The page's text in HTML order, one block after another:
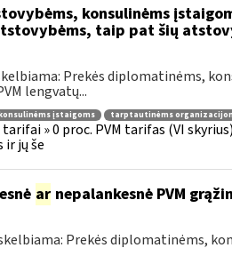
konsulinėms
taip pat šių
Prekės diplomatinėms,
lengvatų...
įstaigoms tarptautinėms
» 0 proc. PVM tarifas (VI
jų še
arnepalankesnė PVM
Prekės diplomatinėms,